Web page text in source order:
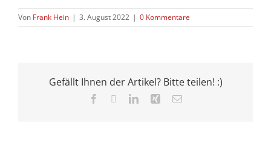
Von Frank Hein | 3. August 2022 | 0 Kommentare
Gefällt Ihnen der Artikel? Bitte teilen! :)
Facebook LinkedInXing E-